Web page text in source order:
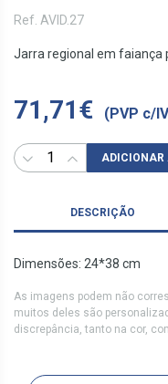
Ref. AVID.27
Jarra regional em faiança
71,71€ (PVP c/
ADICIONAR
DESCRIÇÃO
Dimensões: 24*38 cm
As imagens podem não
muitos deles são
discrepância, tanto na cor,